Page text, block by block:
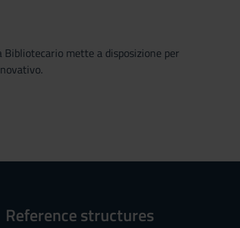
mette a disposizione per
Reference structures